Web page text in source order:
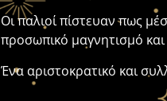
Οι παλιοί πίστευαν πως
προσωπικό μαγνητισμό
Ένα αριστοκρατικό και